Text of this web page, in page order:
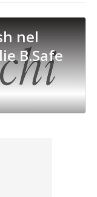
nel
B.Safe